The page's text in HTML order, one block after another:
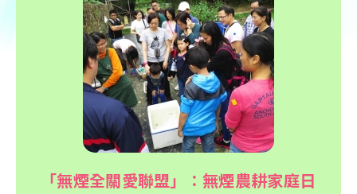
「無煙全關愛聯盟」：無煙農耕家庭日